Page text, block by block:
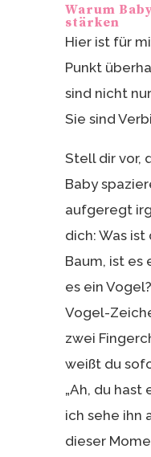
Warum
stärken
Hier ist für
Punkt
sind nicht
Sie sind
Stell dir vor,
Baby
aufgeregt
dich: Was ist
Baum, ist es
es ein
Vogel-
zwei
weißt du
„Ah, du hast
ich sehe ihn
dieser